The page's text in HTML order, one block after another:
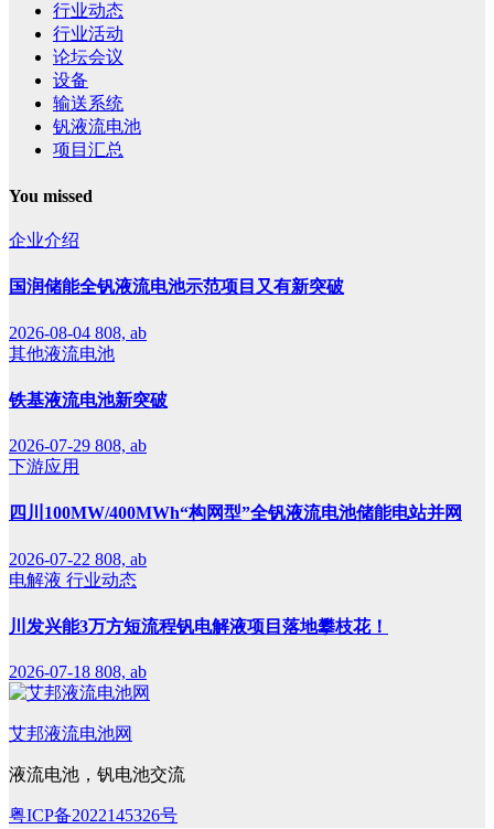
行业动态
行业活动
论坛会议
设备
输送系统
钒液流电池
项目汇总
You missed
企业介绍
国润储能全钒液流电池示范项目又有新突破
2026-08-04 808, ab
其他液流电池
铁基液流电池新突破
2026-07-29 808, ab
下游应用
四川100MW/400MWh“构网型”全钒液流电池储能电站并网
2026-07-22 808, ab
电解液 行业动态
川发兴能3万方短流程钒电解液项目落地攀枝花！
2026-07-18 808, ab
艾邦液流电池网
液流电池，钒电池交流
粤ICP备2022145326号